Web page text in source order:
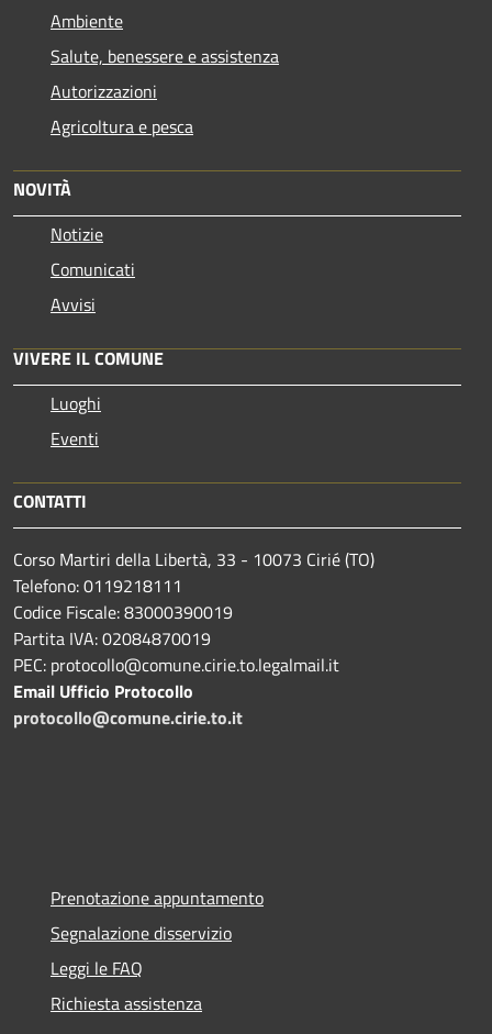
Ambiente
Salute, benessere e assistenza
Autorizzazioni
Agricoltura e pesca
NOVITÀ
Notizie
Comunicati
Avvisi
VIVERE IL COMUNE
Luoghi
Eventi
CONTATTI
Corso Martiri della Libertà, 33 - 10073 Cirié (TO)
Telefono: 0119218111
Codice Fiscale: 83000390019
Partita IVA: 02084870019
PEC: protocollo@comune.cirie.to.legalmail.it
Email Ufficio Protocollo
protocollo@comune.cirie.to.it
Prenotazione appuntamento
Segnalazione disservizio
Leggi le FAQ
Richiesta assistenza